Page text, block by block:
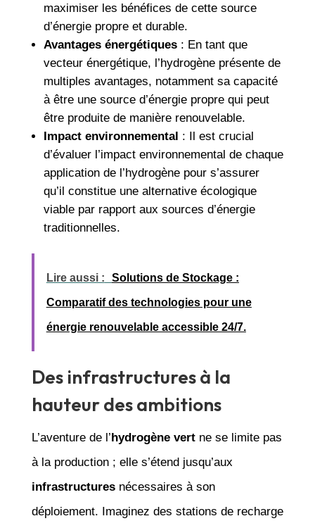
maximiser les bénéfices de cette source
d’énergie propre et durable.
Avantages énergétiques: En tant que
vecteur énergétique, l’hydrogène présente de
multiples avantages, notamment sa capacité
à être une source d’énergie propre qui peut
être produite de manière renouvelable.
Impact environnemental : Il est crucial
d’évaluer l’impact environnemental de chaque
application de l’hydrogène pour s’assurer
qu’il constitue une alternative écologique
viable par rapport aux sources d’énergie
traditionnelles.
Lire aussi : Solutions de Stockage :
Comparatif des technologies pour une
énergie renouvelable accessible 24/7.
Des infrastructures à la
hauteur des ambitions
L’aventure de l’hydrogène vertne se limite pas
à la production ; elle s’étend jusqu’aux
infrastructuresnécessaires à son
déploiement. Imaginez des stations de recharge